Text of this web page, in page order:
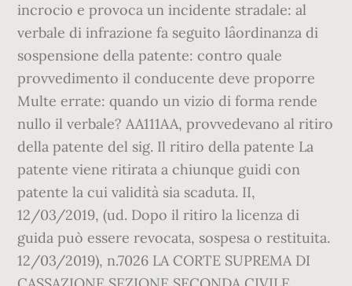
incrocio e provoca un incidente stradale: al
verbale di infrazione fa seguito lâordinanza di
sospensione della patente: contro quale
provvedimento il conducente deve proporre
Multe errate: quando un vizio di forma rende
nullo il verbale? AA111AA, provvedevano al ritiro
della patente del sig. Il ritiro della patente La
patente viene ritirata a chiunque guidi con
patente la cui validità sia scaduta. II,
12/03/2019, (ud. Dopo il ritiro la licenza di
guida può essere revocata, sospesa o restituita.
12/03/2019), n.7026 LA CORTE SUPREMA DI